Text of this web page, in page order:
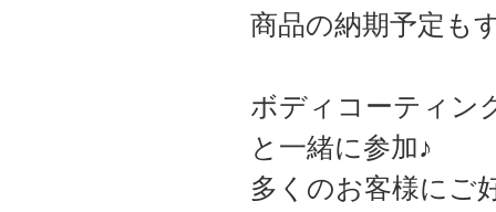
商品の納期予定も
ボディコーティン
と一緒に参加♪
多くのお客様にご